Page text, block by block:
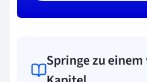
Springe zu